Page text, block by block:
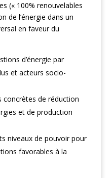
(« 100% renouvelables
de l’énergie dans un
en faveur du
d’énergie par
et acteurs socio-
concrètes de réduction
et de production
niveaux de pouvoir pour
favorables à la